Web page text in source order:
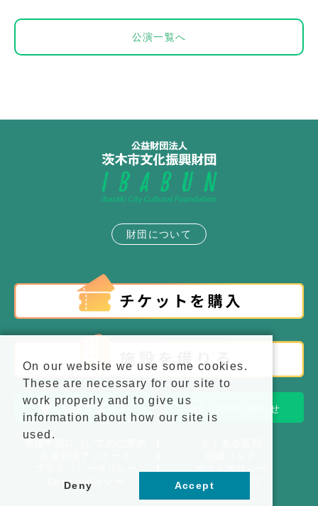
公演一覧へ
財団について
施設アクセス お問い合わせ
Cookieポリシー
サイトマップ
On our website we use some cookies.
These are necessary for our site to
work properly and to give us
information about how our site is
used.
Deny Accept